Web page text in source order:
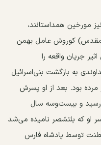
مورخین همداستانند،
کوروش عامل بهمن
و اعاد عماره الشام...» ۳۳ ابن اثیر جریان واقعه را
به بازگشت بنی‌اسرائیل
بود. بعد از او پسرش
و بیست‌وسه سال
او که بلتشصر نامیده می‌شد
توسط پادشاه فارس